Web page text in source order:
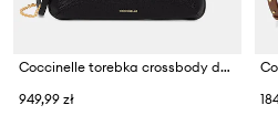
Coccinelle torebka crossbody damska skórzana
949,99 zł